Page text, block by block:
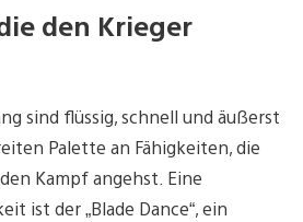
den Krieger
sind flüssig, schnell und äußerst
Palette an Fähigkeiten, die
Kampf angehst. Eine
ist der „Blade Dance“, ein